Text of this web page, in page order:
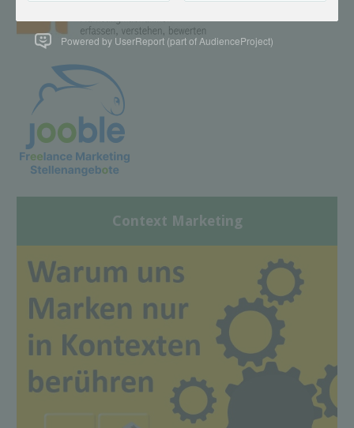
Context Marketing
Powered by UserReport (part of AudienceProject)